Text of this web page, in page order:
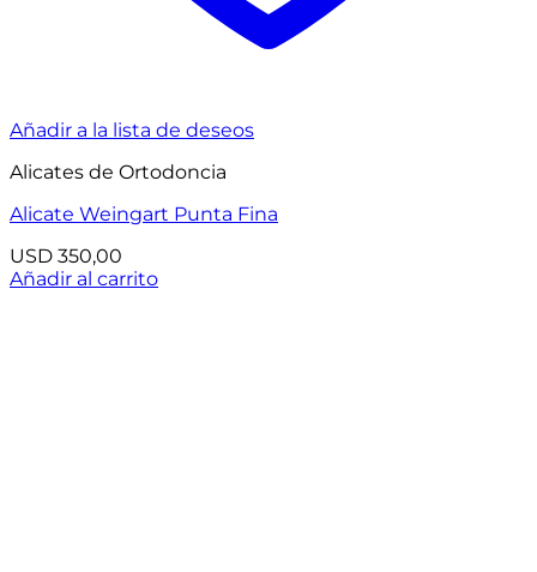
Añadir a la lista de deseos
Alicates de Ortodoncia
Alicate Weingart Punta Fina
USD 350,00
Añadir al carrito